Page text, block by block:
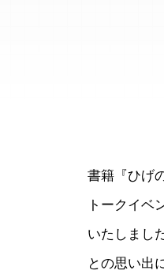
書籍『ひげ
トークイベ
いたしまし
との思い出